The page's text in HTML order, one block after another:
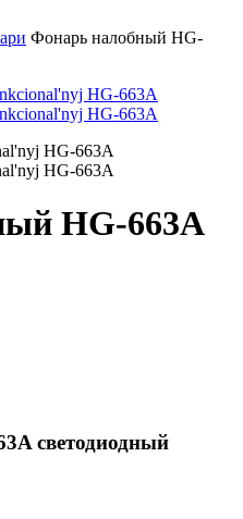
Фонарь налобный HG-
HG-663A
светодиодный